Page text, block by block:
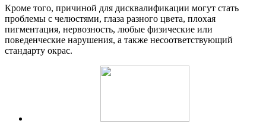
Кроме того, причиной для дисквалификации могут стать
проблемы с челюстями, глаза разного цвета, плохая
пигментация, нервозность, любые физические или
поведенческие нарушения, а также несоответствующий
стандарту окрас.